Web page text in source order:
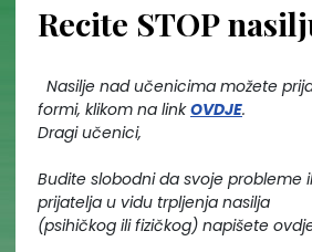
Recite STOP
Nasilje nad učenicima možete
formi, klikom na linkOVDJE.
Dragi učenici,
Budite slobodni da svoje probleme
prijatelja u vidu trpljenja nasilja
(psihičkog ili fizičkog) napišete